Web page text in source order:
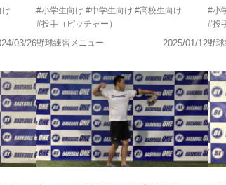
け
03/26
#小学生向け #中学生向け #高校生向け
#投手（ピッチャー）
野球練習メニュー
2025/01/12
#小
#投
野